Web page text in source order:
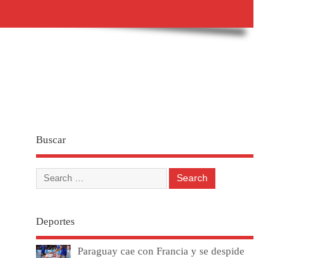
Buscar
Deportes
Paraguay cae con Francia y se despide